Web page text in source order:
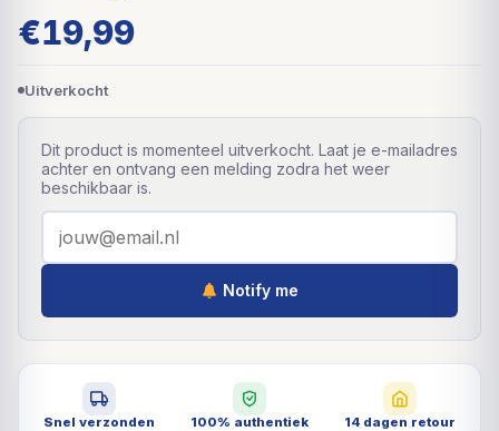
€19,99
Uitverkocht
Dit product is momenteel uitverkocht. Laat je e-mailadres
achter en ontvang een melding zodra het weer
beschikbaar is.
Notify me
Snel verzonden 100% authentiek 14 dagen retour